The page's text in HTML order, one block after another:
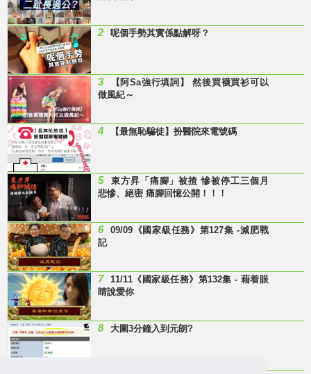
2 呢個手勢其實係點解呀？
3
【阿Sa強行填詞】 然後買襪買衫可以
做風紀～
4 【最無恥騙徒】扮醫院來電號碼
5
東方昇「痛腳」被揸 慘被停工三個月
悲慘、絕密 痛腳回憶公開！！！
6
09/09《國家級任務》第127集 -減肥戰
記
7
11/11《國家級任務》第132集 - 藉着眼
睛說愛你
8 大圍3分鐘入到元朗?